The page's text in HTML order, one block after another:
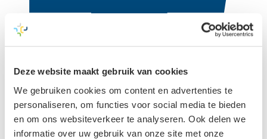
Deze website maakt gebruik van cookies
We gebruiken cookies om content en advertenties te
personaliseren, om functies voor social media te bieden
en om ons websiteverkeer te analyseren. Ook delen we
informatie over uw gebruik van onze site met onze